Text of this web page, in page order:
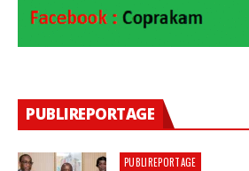
PUBLIREPORTAGE
PUBLIREPORTAGE